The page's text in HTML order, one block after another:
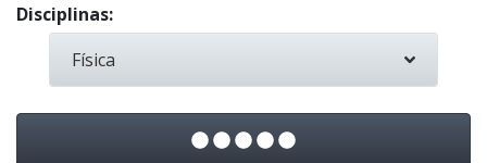
Disciplinas:
Física